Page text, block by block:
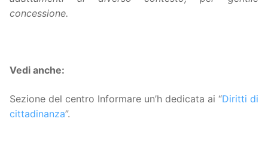
concessione.
Vedi anche:
Sezione del centro Informare un’h dedicata ai “Diritti di
cittadinanza”.